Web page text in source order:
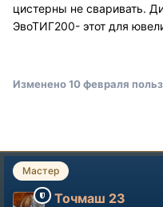
цистерны не сваривать.
ЭвоТИГ200- этот для
Изменено10 февраля
Мастер
Точмаш 23